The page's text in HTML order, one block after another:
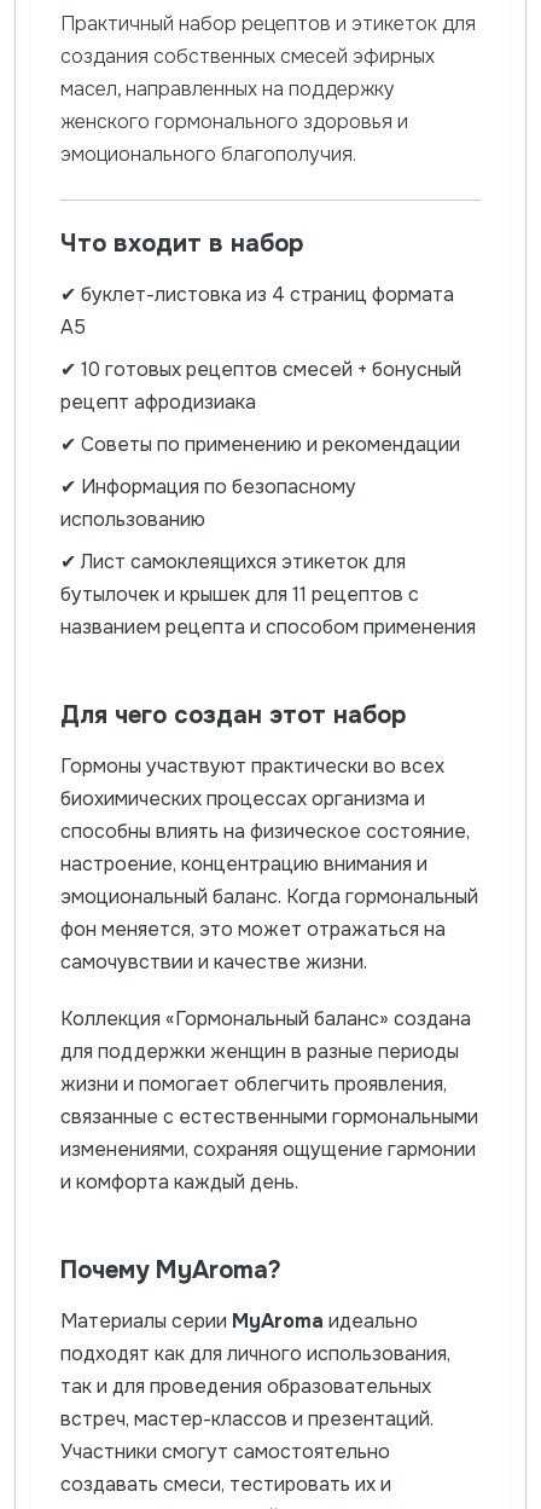
Практичный набор рецептов и этикеток для
создания собственных смесей эфирных
масел, направленных на поддержку
женского гормонального здоровья и
эмоционального благополучия.
Что входит в набор
✔ буклет-листовка из 4 страниц формата
А5
✔ 10 готовых рецептов смесей + бонусный
рецепт афродизиака
✔ Советы по применению и рекомендации
✔ Информация по безопасному
использованию
✔ Лист самоклеящихся этикеток для
бутылочек и крышек для 11 рецептов с
названием рецепта и способом применения
Для чего создан этот набор
Гормоны участвуют практически во всех
биохимических процессах организма и
способны влиять на физическое состояние,
настроение, концентрацию внимания и
эмоциональный баланс. Когда гормональный
фон меняется, это может отражаться на
самочувствии и качестве жизни.
Коллекция «Гормональный баланс» создана
для поддержки женщин в разные периоды
жизни и помогает облегчить проявления,
связанные с естественными гормональными
изменениями, сохраняя ощущение гармонии
и комфорта каждый день.
Почему MyAroma?
Материалы серии MyAroma идеально
подходят как для личного использования,
так и для проведения образовательных
встреч, мастер-классов и презентаций.
Участники смогут самостоятельно
создавать смеси, тестировать их и